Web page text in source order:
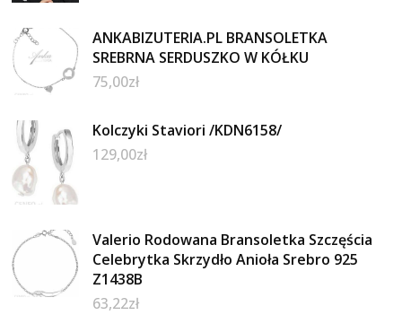
ANKABIZUTERIA.PL BRANSOLETKA
SREBRNA SERDUSZKO W KÓŁKU
75,00zł
Kolczyki Staviori /KDN6158/
129,00zł
Valerio Rodowana Bransoletka Szczęścia
Celebrytka Skrzydło Anioła Srebro 925
Z1438B
63,22zł